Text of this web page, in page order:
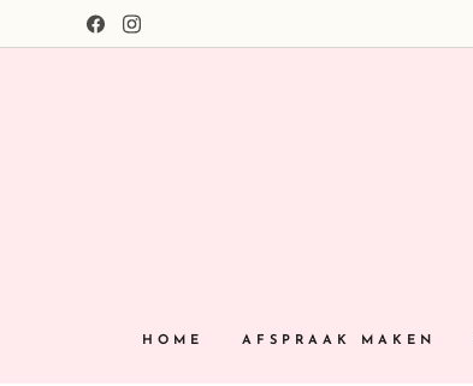
HOME AFSPRAAK MAKEN